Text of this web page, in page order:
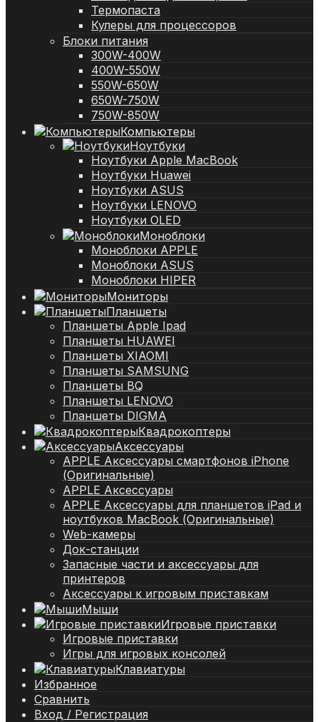
Термопаста
Кулеры для процессоров
Блоки питания
300W-400W
400W-550W
550W-650W
650W-750W
750W-850W
Компьютеры
Ноутбуки
Ноутбуки Apple MacBook
Ноутбуки Huawei
Ноутбуки ASUS
Ноутбуки LENOVO
Ноутбуки OLED
Моноблоки
Моноблоки APPLE
Моноблоки ASUS
Моноблоки HIPER
Мониторы
Планшеты
Планшеты Apple Ipad
Планшеты HUAWEI
Планшеты XIAOMI
Планшеты SAMSUNG
Планшеты BQ
Планшеты LENOVO
Планшеты DIGMA
Квадрокоптеры
Аксессуары
APPLE Аксессуары смартфонов iPhone
(Оригинальные)
APPLE Аксессуары
APPLE Аксессуары для планшетов iPad и
ноутбуков MacBook (Оригинальные)
Web-камеры
Док-станции
Запасные части и аксессуары для
принтеров
Аксессуары к игровым приставкам
Мыши
Игровые приставки
Игровые приставки
Игры для игровых консолей
Клавиатуры
Избранное
Сравнить
Вход / Регистрация